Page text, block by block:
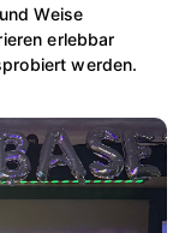
Weise
erlebbar
werden.